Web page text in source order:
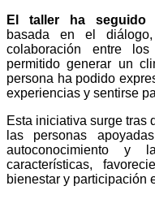
El taller ha seguido
basada en el
colaboración entre
permitido generar un
persona ha podido
experiencias y sentirse
Esta iniciativa surge tras
las personas
autoconocimiento y
características,
bienestar y participación